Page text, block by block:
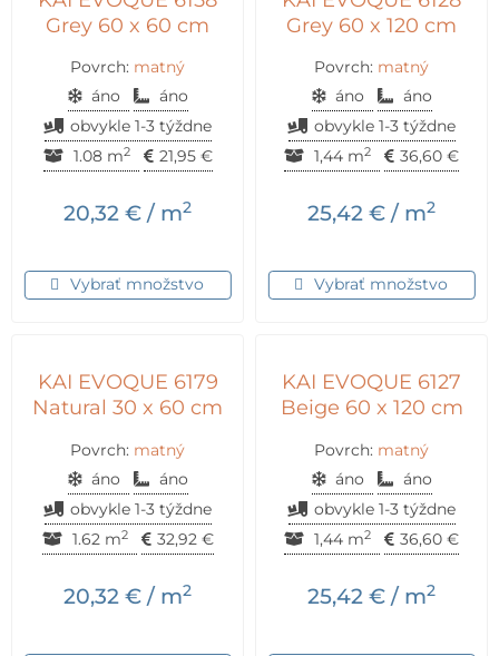
Grey 60 x 60 cm
Povrch: matný
áno
áno
obvykle 1-3 týždne
1.08 m2 21,95 €
20,32 € / m2
Vybrať množstvo
Grey 60 x 120 cm
Povrch: matný
áno
áno
obvykle 1-3 týždne
1,44 m2 36,60 €
25,42 € / m2
Vybrať množstvo
KAI EVOQUE 6179
Natural 30 x 60 cm
Povrch: matný
áno
áno
obvykle 1-3 týždne
1.62 m2 32,92 €
20,32 € / m2
KAI EVOQUE 6127
Beige 60 x 120 cm
Povrch: matný
áno
áno
obvykle 1-3 týždne
1,44 m2 36,60 €
25,42 € / m2